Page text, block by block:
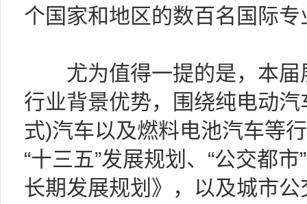
个国家和地区的数百名国际
尤为值得一提的是，本届
行业背景优势，围绕纯电动
式)汽车以及燃料电池汽车等
“十三五”发展规划、“公交都
长期发展规划》，以及城市